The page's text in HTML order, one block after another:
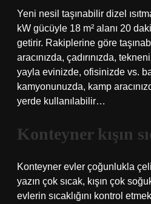
Yeni nesil taşınabilir dizel
kW gücüyle 18 m² alanı 20
getirir. Rakiplerine göre
aracınızda, çadırınızda,
yayla evinizde, ofisinizde vs.
kamyonunuzda, kamp
yerde kullanılabilir…
Konteyner kışın
Konteyner evler çoğunlukla
yazın çok sıcak, kışın çok
evlerin sıcaklığını kontrol